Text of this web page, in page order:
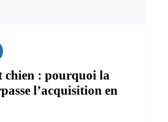
chien : pourquoi la
l’acquisition en